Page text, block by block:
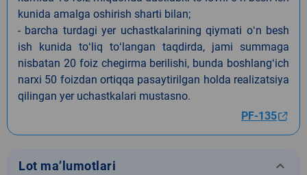
kunida amalga oshirish sharti bilan;
- barcha turdagi yer uchastkalarining qiymati oʻn besh
ish kunida toʻliq toʻlangan taqdirda, jami summaga
nisbatan 20 foiz chegirma berilishi, bunda boshlangʻich
narxi 50 foizdan ortiqqa pasaytirilgan holda realizatsiya
qilingan yer uchastkalari mustasno.
PF-135
Lot ma’lumotlari keyboard_arrow_down